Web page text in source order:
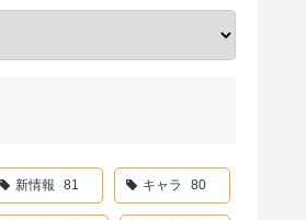
新情報 81 キャラ 80